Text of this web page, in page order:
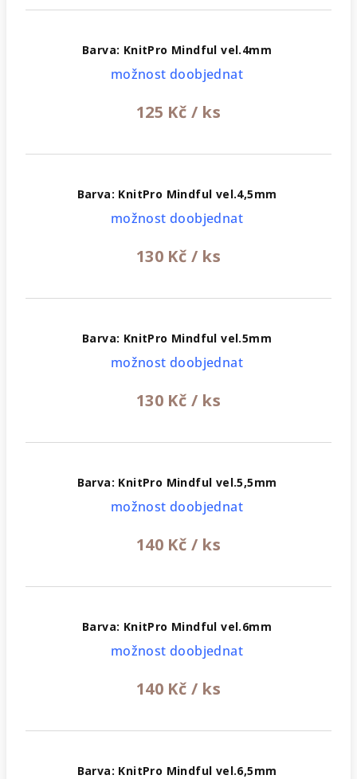
Barva: KnitPro Mindful vel.4mm
možnost doobjednat
125 Kč / ks
Barva: KnitPro Mindful vel.4,5mm
možnost doobjednat
130 Kč / ks
Barva: KnitPro Mindful vel.5mm
možnost doobjednat
130 Kč / ks
Barva: KnitPro Mindful vel.5,5mm
možnost doobjednat
140 Kč / ks
Barva: KnitPro Mindful vel.6mm
možnost doobjednat
140 Kč / ks
Barva: KnitPro Mindful vel.6,5mm